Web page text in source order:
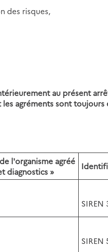
des risques,
au présent
agréments sont toujours
l'organisme agréé
diagnostics »
SIREN
SIREN